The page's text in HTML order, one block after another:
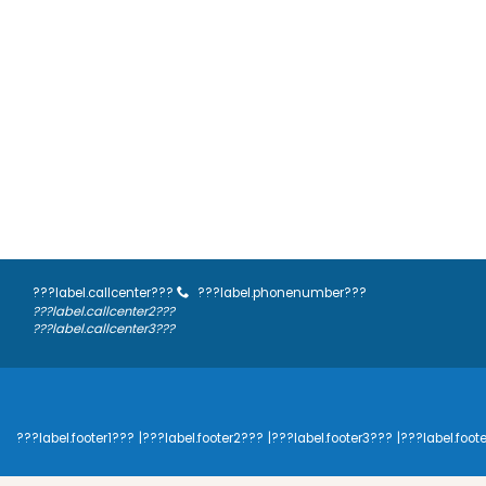
???label.callcenter???
???label.phonenumber???
???label.callcenter2???
???label.callcenter3???
???label.footer1??? |???label.footer2??? |???label.footer3???